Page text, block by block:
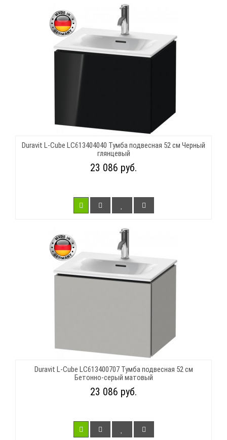
Duravit L-Cube LC613404040 Тумба подвесная 52 см Черный
глянцевый
23 086 руб.
Duravit L-Cube LC613400707 Тумба подвесная 52 см
Бетонно-серый матовый
23 086 руб.